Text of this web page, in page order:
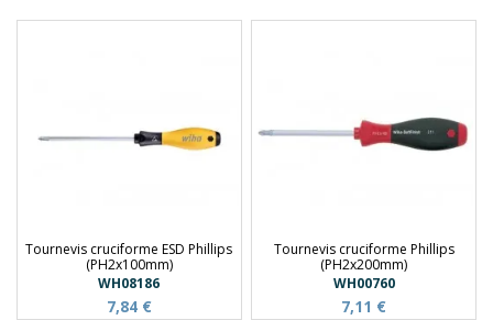
Tournevis cruciforme ESD Phillips
(PH2x100mm)
WH08186
7,84 €
Tournevis cruciforme Phillips
(PH2x200mm)
WH00760
7,11 €